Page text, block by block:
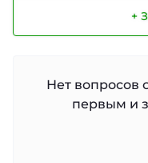
+
Нет вопросов
первым и